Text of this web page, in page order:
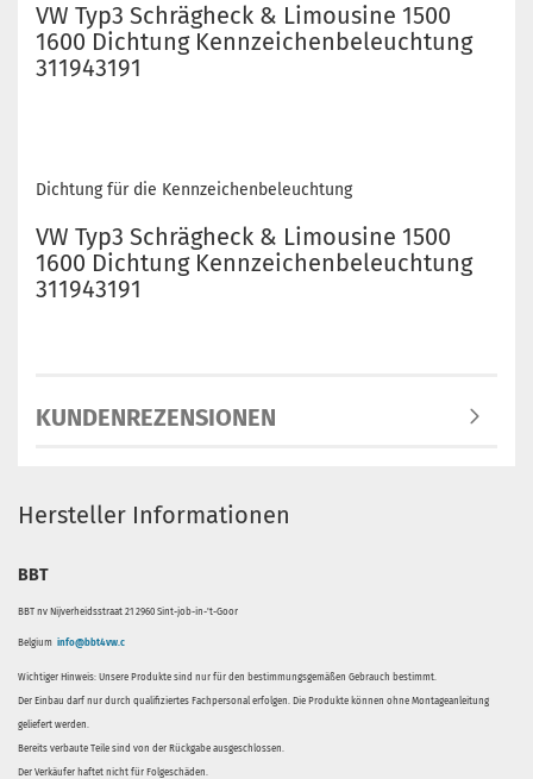
VW Typ3 Schrägheck & Limousine 1500
1600 Dichtung Kennzeichenbeleuchtung
311943191
Dichtung für die Kennzeichenbeleuchtung
VW Typ3 Schrägheck & Limousine 1500
1600 Dichtung Kennzeichenbeleuchtung
311943191
KUNDENREZENSIONEN
Hersteller Informationen
BBT
BBT nv Nijverheidsstraat 21 2960 Sint-job-in-'t-Goor
Belgium info@bbt4vw.c
Wichtiger Hinweis: Unsere Produkte sind nur für den bestimmungsgemäßen Gebrauch bestimmt.
Der Einbau darf nur durch qualifiziertes Fachpersonal erfolgen. Die Produkte können ohne Montageanleitung
geliefert werden.
Bereits verbaute Teile sind von der Rückgabe ausgeschlossen.
Der Verkäufer haftet nicht für Folgeschäden.